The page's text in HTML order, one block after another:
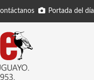
Portada del día